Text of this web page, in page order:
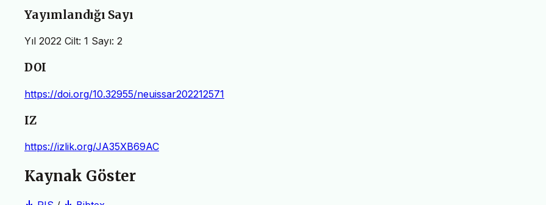
Yayımlandığı Sayı
Yıl 2022 Cilt: 1 Sayı: 2
DOI
https://doi.org/10.32955/neuissar202212571
IZ
https://izlik.org/JA35XB69AC
Kaynak Göster